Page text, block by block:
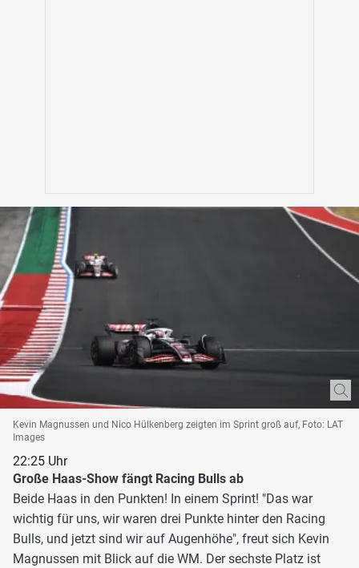
Kevin Magnussen und Nico Hülkenberg zeigten im Sprint groß auf, Foto: LAT
Images
22:25 Uhr
Große Haas-Show fängt Racing Bulls ab
Beide Haas in den Punkten! In einem Sprint! "Das war
wichtig für uns, wir waren drei Punkte hinter den Racing
Bulls, und jetzt sind wir auf Augenhöhe", freut sich Kevin
Magnussen mit Blick auf die WM. Der sechste Platz ist